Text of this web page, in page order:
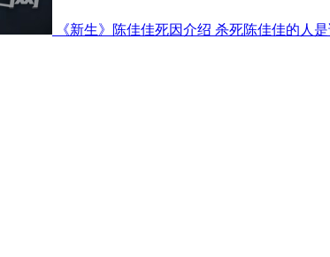
《新生》陈佳佳死因介绍 杀死陈佳佳的人